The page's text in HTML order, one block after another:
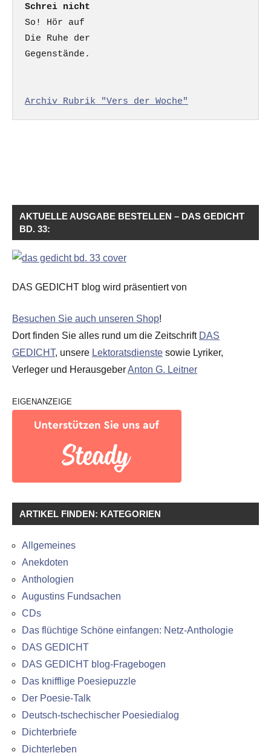
Schrei nicht
So! Hör auf
Die Ruhe der
Gegenstände.
Archiv Rubrik "Vers der Woche"
AKTUELLE AUSGABE BESTELLEN – DAS GEDICHT
BD. 33:
DAS GEDICHT blog wird präsentiert von
Besuchen Sie auch unseren Shop!
Dort finden Sie alles rund um die Zeitschrift DAS
GEDICHT, unsere Lektoratsdienste sowie Lyriker,
Verleger und HerausgeberAnton G. Leitner
EIGENANZEIGE
ARTIKEL FINDEN: KATEGORIEN
Allgemeines
Anekdoten
Anthologien
Augustins Fundsachen
CDs
Das flüchtige Schöne einfangen: Netz-Anthologie
DAS GEDICHT
DAS GEDICHT blog-Fragebogen
Das knifflige Poesiepuzzle
Der Poesie-Talk
Deutsch-tschechischer Poesiedialog
Dichterbriefe
Dichterleben